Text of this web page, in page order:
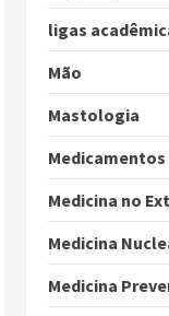
ligas
Mão
Mastologia
Medicamentos
Medicina no
Medicina
Medicina